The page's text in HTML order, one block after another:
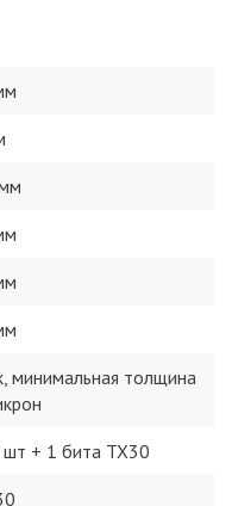
минимальная толщина
+ 1 бита TX30